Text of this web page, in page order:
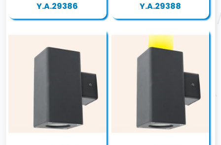
Y.A.29386 Y.A.29388